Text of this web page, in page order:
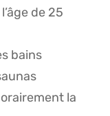
de 25
bains
la